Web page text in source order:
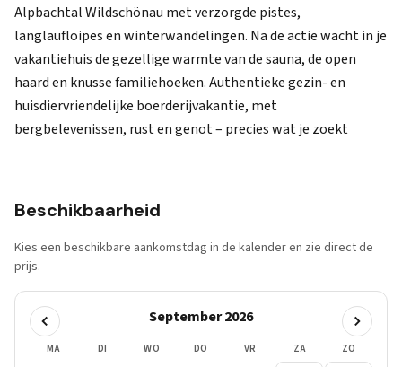
Alpbachtal Wildschönau met verzorgde pistes,
langlaufloipes en winterwandelingen. Na de actie wacht in je
vakantiehuis de gezellige warmte van de sauna, de open
haard en knusse familiehoeken. Authentieke gezin- en
huisdiervriendelijke boerderijvakantie, met
bergbelevenissen, rust en genot – precies wat je zoekt
Beschikbaarheid
Kies een beschikbare aankomstdag in de kalender en zie direct de
prijs.
September 2026
MA DI WO DO VR ZA ZO